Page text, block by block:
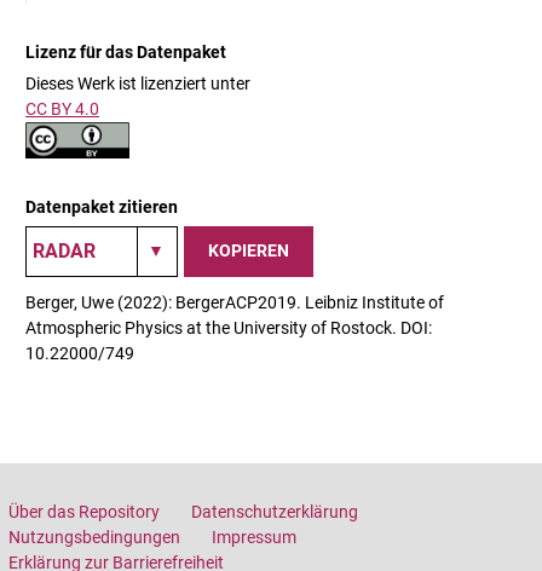
Lizenz für das Datenpaket
Dieses Werk ist lizenziert unter
CC BY 4.0
Datenpaket zitieren
KOPIEREN
Berger, Uwe (2022): BergerACP2019. Leibniz Institute of
Atmospheric Physics at the University of Rostock. DOI:
10.22000/749
Über das Repository
Datenschutzerklärung
Nutzungsbedingungen
Impressum
Erklärung zur Barrierefreiheit